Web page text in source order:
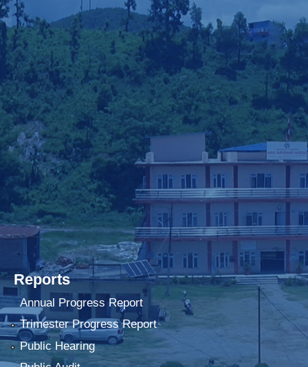
Reports
Annual Progress Report
Trimester Progress Report
Public Hearing